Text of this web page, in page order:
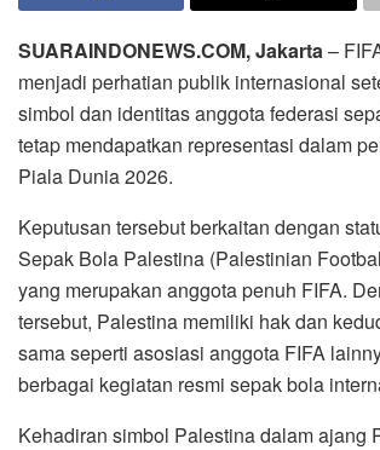
SUARAINDONEWS.COM, Jakarta–
menjadi perhatian publik internasional
simbol dan identitas anggota federasi
tetap mendapatkan representasi dalam
Piala Dunia 2026.
Keputusan tersebut berkaitan dengan
Sepak Bola Palestina (Palestinian
yang merupakan anggota penuh FIFA.
tersebut, Palestina memiliki hak dan
sama seperti asosiasi anggota FIFA
berbagai kegiatan resmi sepak bola
Kehadiran simbol Palestina dalam ajang